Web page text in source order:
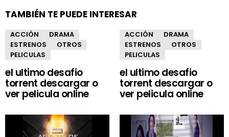
TAMBIÉN TE PUEDE INTERESAR
ACCIÓN
DRAMA
ESTRENOS
OTROS
PELICULAS
el ultimo desafio
torrent descargar o
ver pelicula online
ACCIÓN
DRAMA
ESTRENOS
OTROS
PELICULAS
el ultimo desafio
torrent descargar o
ver pelicula online